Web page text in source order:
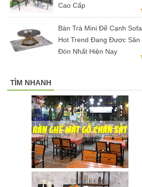
xoay mặt
GLM48-ghế
tại Tp.HCM
Bàn tròn
cafe tiếp
khách mặt
đá trắng,
đen, xám
Cao Cấp
Bàn Trà Mini Để Cạnh Sofa
Hot Trend Đang Được Săn
Đón Nhất Hiện Nay
TÌM NHANH